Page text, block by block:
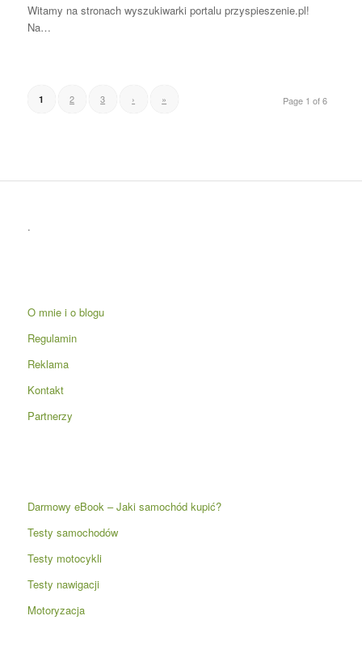
Witamy na stronach wyszukiwarki portalu przyspieszenie.pl!
Na…
Page 1 of 6
1 2 3 › »
.
O mnie i o blogu
Regulamin
Reklama
Kontakt
Partnerzy
Darmowy eBook – Jaki samochód kupić?
Testy samochodów
Testy motocykli
Testy nawigacji
Motoryzacja